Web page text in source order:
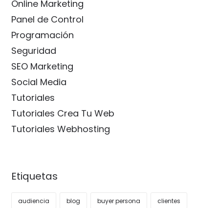
Online Marketing
Panel de Control
Programación
Seguridad
SEO Marketing
Social Media
Tutoriales
Tutoriales Crea Tu Web
Tutoriales Webhosting
Etiquetas
audiencia blog buyer persona clientes